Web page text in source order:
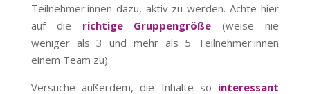
Teilnehmer:innen dazu, aktiv zu werden. Achte hier
auf die richtige Gruppengröße (weise nie
weniger als 3 und mehr als 5 Teilnehmer:innen
einem Team zu).
Versuche außerdem, die Inhalte so interessant